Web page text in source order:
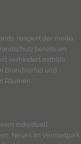
reagiert der media
bereits am
verhindert mithilfe
Brandvorfall und
Räumen.
individuell
Neues im Vermietpark